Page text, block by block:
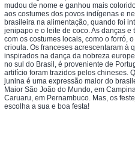
mudou de nome e ganhou mais
aos costumes dos povos indígenas e
brasileira na alimentação, quando foi
jenipapo e o leite de coco. As danças
com os costumes locais, como o forró,
crioula. Os franceses acrescentaram à
inspirados na dança da nobreza
no sul do Brasil, é proveniente de
artifício foram trazidos pelos chineses.
junina é uma expressão maior do
Maior São João do Mundo, em
Caruaru, em Pernambuco. Mas, os
escolha a sua e boa festa!